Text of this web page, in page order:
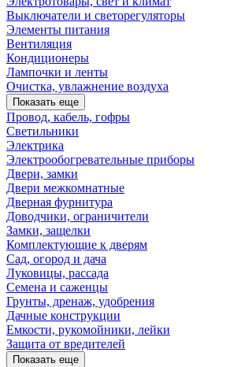
Выключатели и светорегуляторы
Элементы питания
Вентиляция
Кондиционеры
Лампочки и ленты
Очистка, увлажнение воздуха
Показать еще
Провод, кабель, гофры
Светильники
Электрика
Электрообогревательные приборы
Двери, замки
Двери межкомнатные
Дверная фурнитура
Доводчики, ограничители
Замки, защелки
Комплектующие к дверям
Сад, огород и дача
Луковицы, рассада
Семена и саженцы
Грунты, дренаж, удобрения
Дачные конструкции
Емкости, рукомойники, лейки
Защита от вредителей
Показать еще